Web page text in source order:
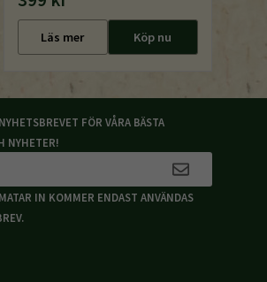
Läs mer Köp nu
FÖR VÅRA BÄSTA
NYHETER!
IN KOMMER ENDAST ANVÄNDAS